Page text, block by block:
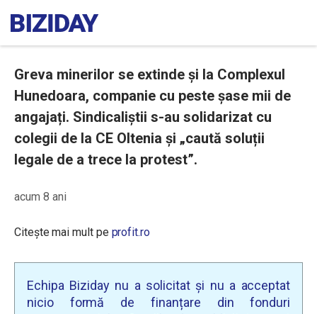
Greva minerilor se extinde și la Complexul
Hunedoara, companie cu peste șase mii de
angajați. Sindicaliștii s-au solidarizat cu
colegii de la CE Oltenia și „caută soluții
legale de a trece la protest”.
acum 8 ani
Citește mai mult pe profit.ro
Echipa Biziday nu a solicitat și nu a acceptat
nicio formă de finanțare din fonduri